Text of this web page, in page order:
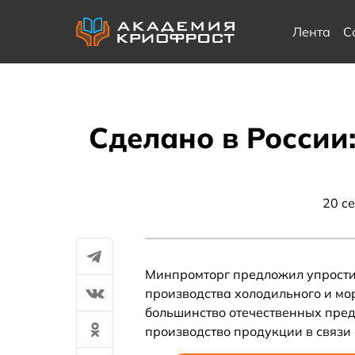
Лента
Сделано в
20
Минпромторг предложил
производства холодильного и
большинство отечественных
производство продукции в